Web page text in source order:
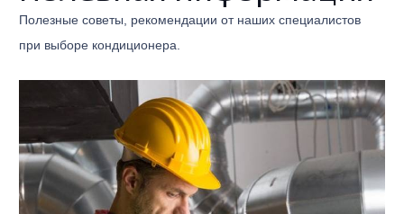
Полезные советы, рекомендации от наших специалистов
при выборе кондиционера.